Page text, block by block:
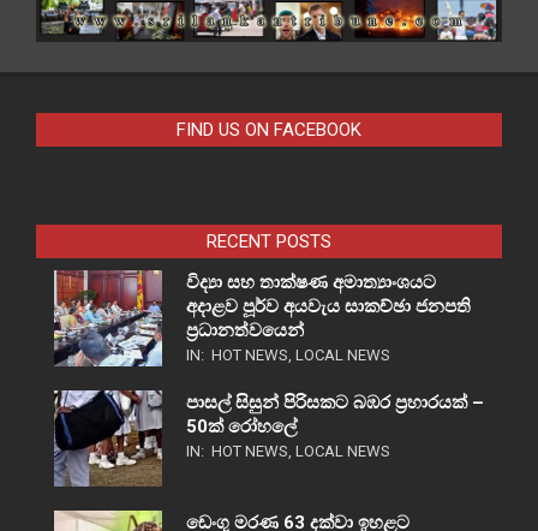
FIND US ON FACEBOOK
RECENT POSTS
විද්‍යා සහ තාක්ෂණ අමාත්‍යාංශයට
අදාළව පූර්ව අයවැය සාකච්ඡා ජනපති
ප්‍රධානත්වයෙන්
IN: HOT NEWS, LOCAL NEWS
පාසල් සිසුන් පිරිසකට බඹර ප්‍රහාරයක් –
50ක් රෝහලේ
IN: HOT NEWS, LOCAL NEWS
ඩෙංගු මරණ 63 දක්වා ඉහළට